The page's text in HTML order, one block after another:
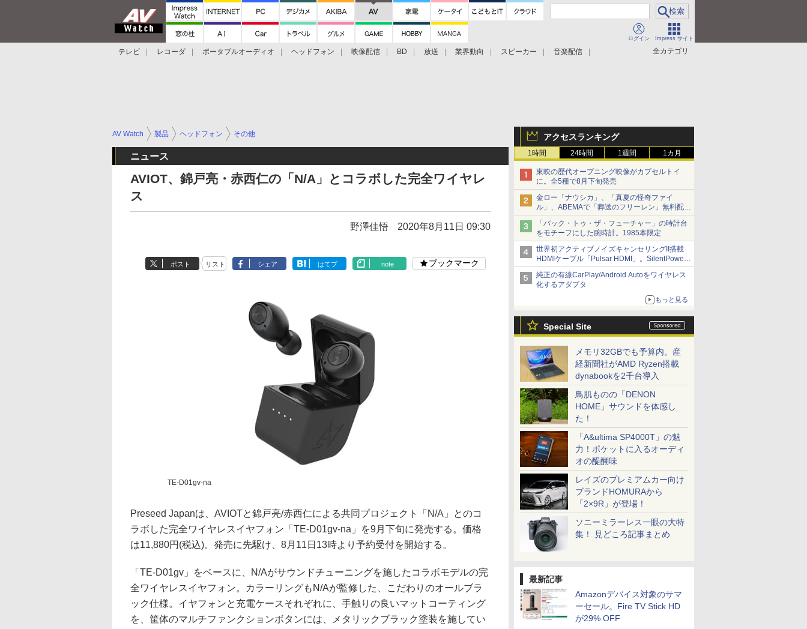
ログイン Impress サイト
全カテゴリ
テレビ レコーダ ポータブルオーディオ ヘッドフォン 映像配信 BD 放送 業界動向 スピーカー
音楽配信
アクセスランキング
1時間 24時間 1週間 1カ月
東映の歴代オープニング映像がカプセルトイ
に。全5種で8月下旬発売
金ロー「ナウシカ」、「真夏の怪奇ファイ
ル」、ABEMAで「葬送のフリーレン」無料配信
など。夏の特番・配信情報
「バック・トゥ・ザ・フューチャー」の時計台
をモチーフにした腕時計。1985本限定
世界初アクティブノイズキャンセリングII搭載
HDMIケーブル「Pulsar HDMI」。SilentPower
から
純正の有線CarPlay/Android Autoをワイヤレス
化するアダプタ
もっと見る
Special Site
メモリ32GBでも予算内。産
経新聞社がAMD Ryzen搭載
dynabookを2千台導入
鳥肌ものの「DENON
HOME」サウンドを体感し
た！
「A&ultima SP4000T」の魅
力！ポケットに入るオーディ
オの醍醐味
レイズのプレミアムカー向け
ブランドHOMURAから
「2×9R」が登場！
ソニーミラーレス一眼の大特
集！ 見どころ記事まとめ
最新記事
Amazonデバイス対象のサマ
ーセール。Fire TV Stick HD
が29% OFF
AV Watch 製品 ヘッドフォン その他
ニュース
AVIOT、錦戸亮・赤西仁の「N/A」とコラボした完全ワイヤレ
ス
野澤佳悟 2020年8月11日 09:30
ポスト リスト シェア はてブ note ブックマーク
TE-D01gv-na
Preseed Japanは、AVIOTと錦戸亮/赤西仁による共同プロジェクト「N/A」とのコ
ラボした完全ワイヤレスイヤフォン「TE-D01gv-na」を9月下旬に発売する。価格
は11,880円(税込)。発売に先駆け、8月11日13時より予約受付を開始する。
「TE-D01gv」をベースに、N/Aがサウンドチューニングを施したコラボモデルの完
全ワイヤレスイヤフォン。カラーリングもN/Aが監修した、こだわりのオールブラ
ック仕様。イヤフォンと充電ケースそれぞれに、手触りの良いマットコーティング
を、筐体のマルチファンクションボタンには、メタリックブラック塗装を施してい